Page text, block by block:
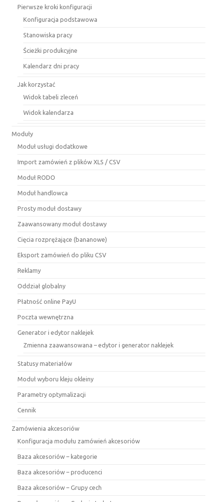
Pierwsze kroki konfiguracji
Konfiguracja podstawowa
Stanowiska pracy
Ścieżki produkcyjne
Kalendarz dni pracy
Jak korzystać
Widok tabeli zleceń
Widok kalendarza
Moduły
Moduł usługi dodatkowe
Import zamówień z plików XLS / CSV
Moduł RODO
Moduł handlowca
Prosty moduł dostawy
Zaawansowany moduł dostawy
Cięcia rozprężające (bananowe)
Eksport zamówień do pliku CSV
Reklamy
Oddział globalny
Płatność online PayU
Poczta wewnętrzna
Generator i edytor naklejek
Zmienna zaawansowana – edytor i generator naklejek
Statusy materiałów
Moduł wyboru kleju okleiny
Parametry optymalizacji
Cennik
Zamówienia akcesoriów
Konfiguracja modułu zamówień akcesoriów
Baza akcesoriów – kategorie
Baza akcesoriów – producenci
Baza akcesoriów – Grupy cech